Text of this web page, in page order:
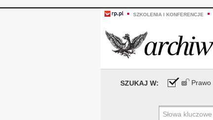
SZKOLENIA I KONFERENCJE
SZUKAJ W: Prawo